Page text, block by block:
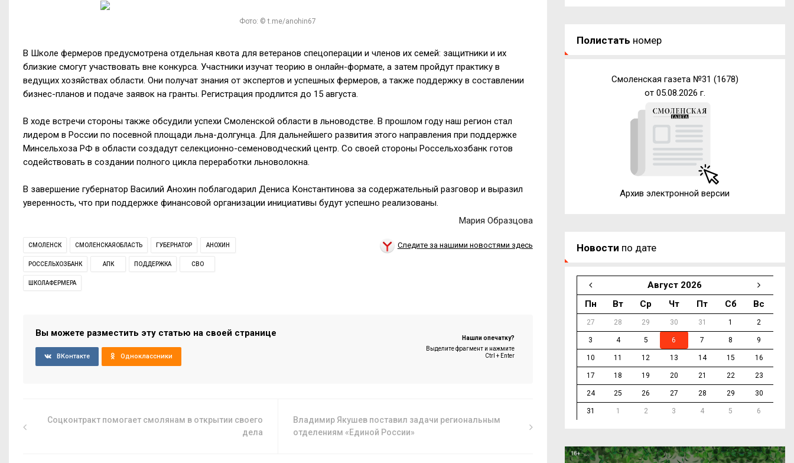
Фото: © t.me/anohin67
В Школе фермеров предусмотрена отдельная квота для ветеранов спецоперации и членов их семей: защитники и их
близкие смогут участвовать вне конкурса. Участники изучат теорию в онлайн-формате, а затем пройдут практику в
ведущих хозяйствах области. Они получат знания от экспертов и успешных фермеров, а также поддержку в составлении
бизнес-планов и подаче заявок на гранты. Регистрация продлится до 15 августа.
В ходе встречи стороны также обсудили успехи Смоленской области в льноводстве. В прошлом году наш регион стал
лидером в России по посевной площади льна-долгунца. Для дальнейшего развития этого направления при поддержке
Минсельхоза РФ в области создадут селекционно-семеноводческий центр. Со своей стороны Россельхозбанк готов
содействовать в создании полного цикла переработки льноволокна.
В завершение губернатор Василий Анохин поблагодарил Дениса Константинова за содержательный разговор и выразил
уверенность, что при поддержке финансовой организации инициативы будут успешно реализованы.
Мария Образцова
СМОЛЕНСК СМОЛЕНСКАЯОБЛАСТЬ ГУБЕРНАТОР АНОХИН
РОССЕЛЬХОЗБАНК АПК ПОДДЕРЖКА СВО
ШКОЛАФЕРМЕРА
Следите за нашими новостями здесь
Вы можете разместить эту статью на своей странице
ВКонтакте Одноклассники
Нашли опечатку?
Выделите фрагмент и нажмите
Ctrl + Enter
Соцконтракт помогает смолянам в открытии своего
дела
Владимир Якушев поставил задачи региональным
отделениям «Единой России»
Полистать номер
Смоленская газета №31 (1678)
от 05.08.2026 г.
Архив электронной версии
Новости по дате
Август 2026
Пн
Вт Ср Чт Пт Сб Вс
27 28 29 30 31 1 2
3 4 5 6 7 8 9
10 11 12 13 14 15 16
17 18 19 20 21 22 23
24 25 26 27 28 29 30
31 1 2 3 4 5 6